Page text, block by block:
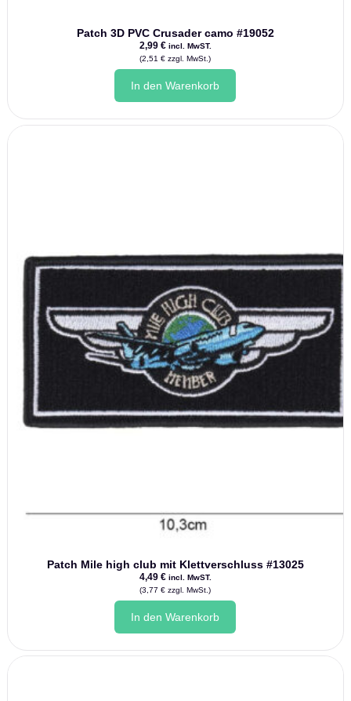
Patch 3D PVC Crusader camo #19052
2,99 € incl. MwST.
(2,51€ zzgl. MwSt.)
In den Warenkorb
Patch Mile high club mit Klettverschluss #13025
4,49 € incl. MwST.
(3,77€ zzgl. MwSt.)
In den Warenkorb